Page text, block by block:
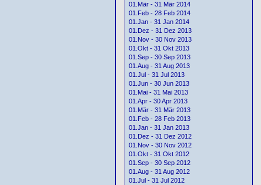
01.Mär - 31 Mär 2014
01.Feb - 28 Feb 2014
01.Jan - 31 Jan 2014
01.Dez - 31 Dez 2013
01.Nov - 30 Nov 2013
01.Okt - 31 Okt 2013
01.Sep - 30 Sep 2013
01.Aug - 31 Aug 2013
01.Jul - 31 Jul 2013
01.Jun - 30 Jun 2013
01.Mai - 31 Mai 2013
01.Apr - 30 Apr 2013
01.Mär - 31 Mär 2013
01.Feb - 28 Feb 2013
01.Jan - 31 Jan 2013
01.Dez - 31 Dez 2012
01.Nov - 30 Nov 2012
01.Okt - 31 Okt 2012
01.Sep - 30 Sep 2012
01.Aug - 31 Aug 2012
01.Jul - 31 Jul 2012